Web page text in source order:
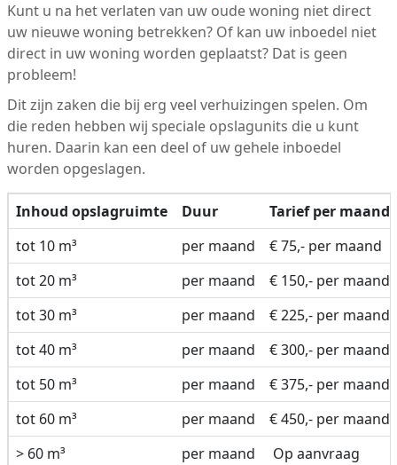
Kunt u na het verlaten van uw oude woning niet direct
uw nieuwe woning betrekken? Of kan uw inboedel niet
direct in uw woning worden geplaatst? Dat is geen
probleem!
Dit zijn zaken die bij erg veel verhuizingen spelen. Om
die reden hebben wij speciale opslagunits die u kunt
huren. Daarin kan een deel of uw gehele inboedel
worden opgeslagen.
Inhoud opslagruimte Duur
Tarief per maand
tot 10 m³
per maand
€ 75,- per maand
tot 20 m³
per maand
€ 150,- per maand
tot 30 m³
per maand
€ 225,- per maand
tot 40 m³
per maand
€ 300,- per maand
tot 50 m³
per maand
€ 375,- per maand
tot 60 m³
per maand
€ 450,- per maand
> 60 m³
per maand Op aanvraag